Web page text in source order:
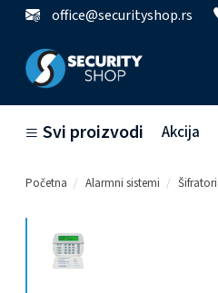
office@securityshop.rs
Svi proizvodi Akcija
Početna Alarmni sistemi Šifratori